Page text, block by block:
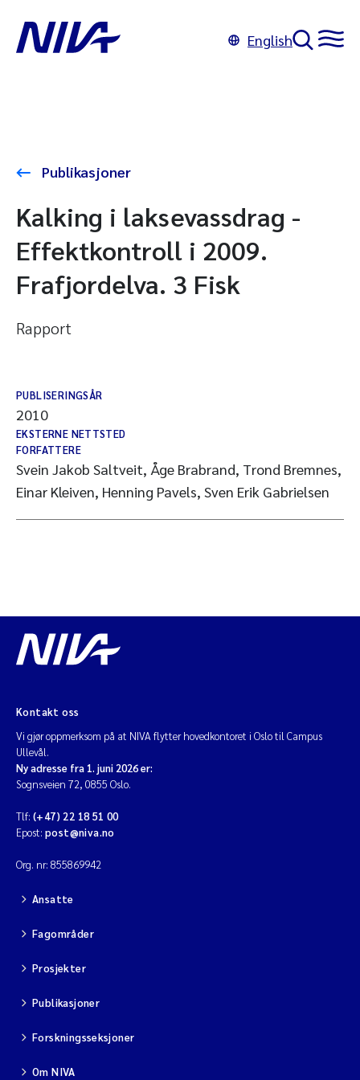
English
Publikasjoner
Kalking i laksevassdrag -
Effektkontroll i 2009.
Frafjordelva. 3 Fisk
Rapport
PUBLISERINGSÅR
2010
EKSTERNE NETTSTED
FORFATTERE
Svein Jakob Saltveit, Åge Brabrand, Trond Bremnes,
Einar Kleiven, Henning Pavels, Sven Erik Gabrielsen
Kontakt oss
Vi gjør oppmerksom på at NIVA flytter hovedkontoret i Oslo til Campus
Ullevål.
Ny adresse fra 1. juni 2026 er:
Sognsveien 72, 0855 Oslo.
Tlf: (+47) 22 18 51 00
Epost: post@niva.no
Org. nr: 855869942
Ansatte
Fagområder
Prosjekter
Publikasjoner
Forskningsseksjoner
Om NIVA